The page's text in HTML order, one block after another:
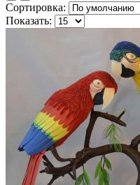
Сортировка:
Показать: